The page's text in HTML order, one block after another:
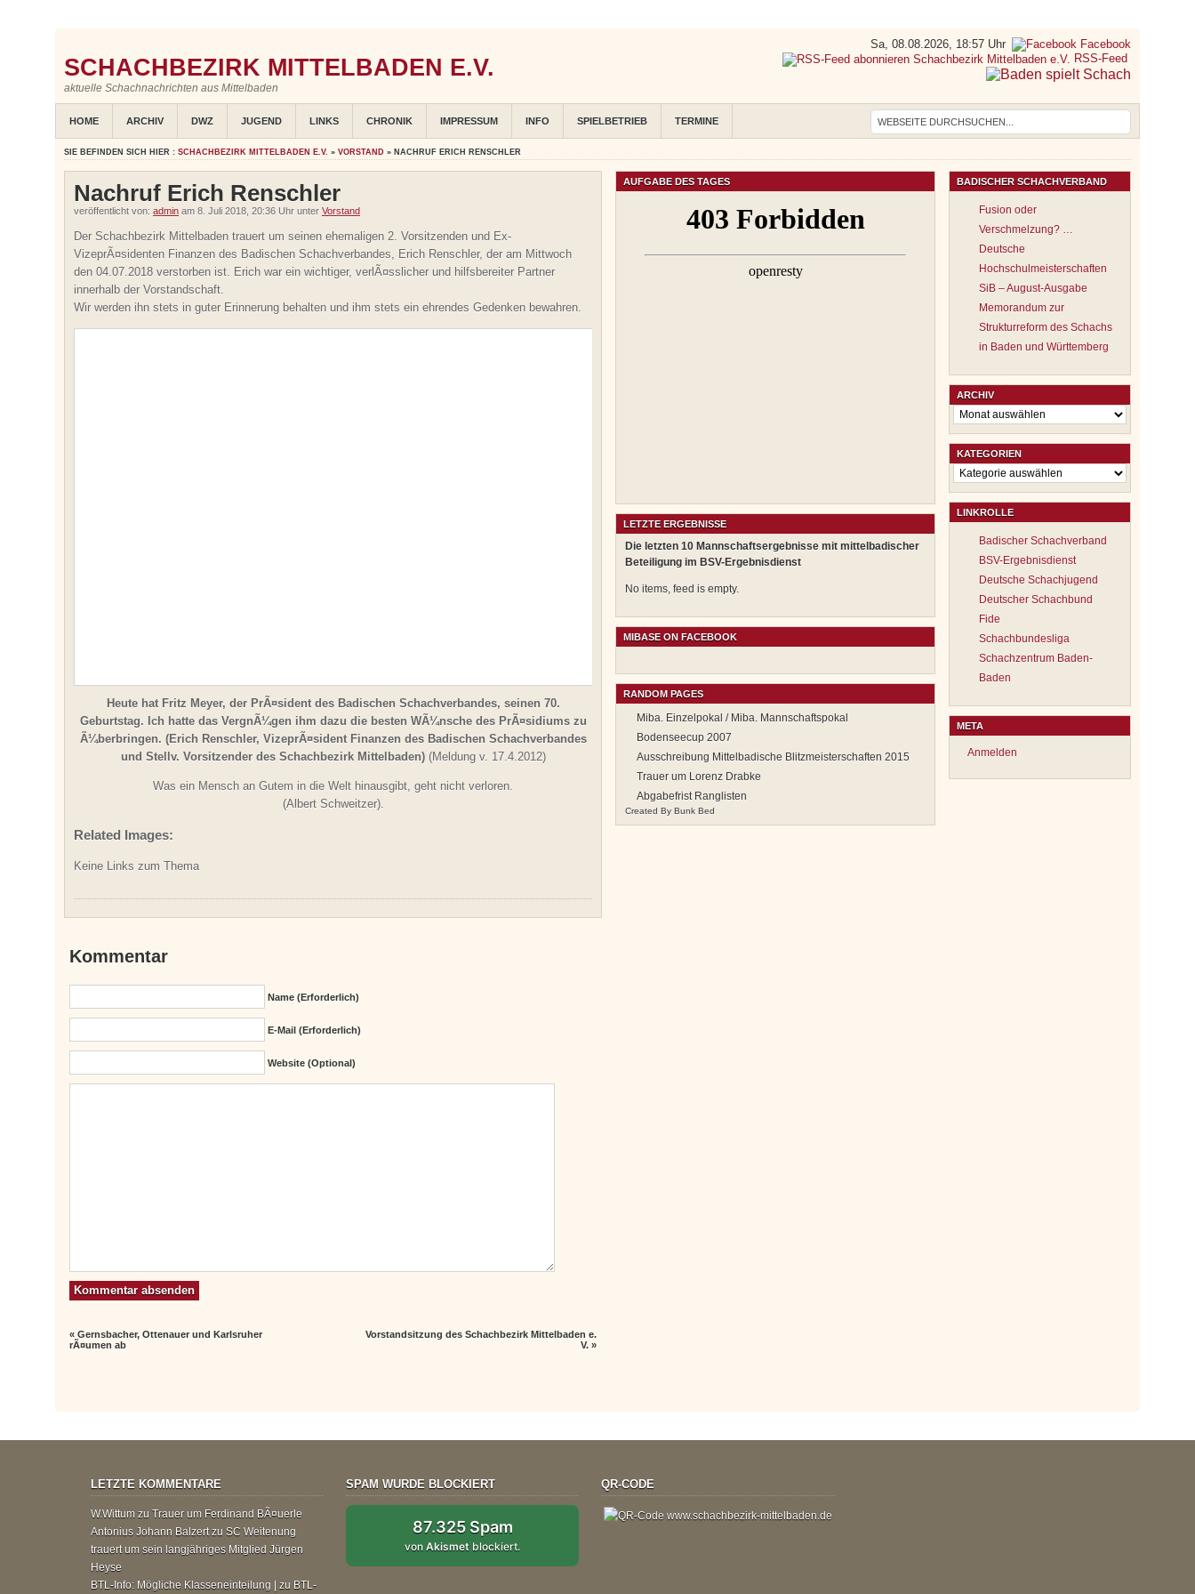
SCHACHBEZIRK MITTELBADEN E.V.
aktuelle Schachnachrichten aus Mittelbaden
Sa, 08.08.2026, 18:57 Uhr
Facebook
RSS-Feed
HOME ARCHIV DWZ JUGEND LINKS CHRONIK IMPRESSUM INFO SPIELBETRIEB TERMINE
SIE BEFINDEN SICH HIER : SCHACHBEZIRK MITTELBADEN E.V. » VORSTAND » NACHRUF ERICH RENSCHLER
Nachruf Erich Renschler
veröffentlicht von: admin am 8. Juli 2018, 20:36 Uhr unter Vorstand
Der Schachbezirk Mittelbaden trauert um seinen ehemaligen 2. Vorsitzenden und Ex-
VizeprÃ¤sidenten Finanzen des Badischen Schachverbandes, Erich Renschler, der am Mittwoch
den 04.07.2018 verstorben ist. Erich war ein wichtiger, verlÃ¤sslicher und hilfsbereiter Partner
innerhalb der Vorstandschaft.
Wir werden ihn stets in guter Erinnerung behalten und ihm stets ein ehrendes Gedenken bewahren.
Heute hat Fritz Meyer, der PrÃ¤sident des Badischen Schachverbandes, seinen 70.
Geburtstag. Ich hatte das VergnÃ¼gen ihm dazu die besten WÃ¼nsche des PrÃ¤sidiums zu
Ã¼berbringen. (Erich Renschler, VizeprÃ¤sident Finanzen des Badischen Schachverbandes
und Stellv. Vorsitzender des Schachbezirk Mittelbaden) (Meldung v. 17.4.2012)
Was ein Mensch an Gutem in die Welt hinausgibt, geht nicht verloren.
(Albert Schweitzer).
Related Images:
Keine Links zum Thema
Kommentar
Name (erforderlich)
E-Mail (erforderlich)
Website (Optional)
«Gernsbacher, Ottenauer und Karlsruher
rÃ¤umen ab
Vorstandsitzung des Schachbezirk Mittelbaden e.
V.»
AUFGABE DES TAGES
LETZTE ERGEBNISSE
Die letzten 10 Mannschaftsergebnisse mit mittelbadischer
Beteiligung im BSV-Ergebnisdienst
No items, feed is empty.
MIBASE ON FACEBOOK
RANDOM PAGES
Miba. Einzelpokal / Miba. Mannschaftspokal
Bodenseecup 2007
Ausschreibung Mittelbadische Blitzmeisterschaften 2015
Trauer um Lorenz Drabke
Abgabefrist Ranglisten
Created By Bunk Bed
BADISCHER SCHACHVERBAND
Fusion oder
Verschmelzung? …
Deutsche
Hochschulmeisterschaften
SiB – August-Ausgabe
Memorandum zur
Strukturreform des Schachs
in Baden und Württemberg
ARCHIV
Archiv
KATEGORIEN
Kategorien
LINKROLLE
Badischer Schachverband
BSV-Ergebnisdienst
Deutsche Schachjugend
Deutscher Schachbund
Fide
Schachbundesliga
Schachzentrum Baden-
Baden
META
Anmelden
LETZTE KOMMENTARE
W.Wittum zu Trauer um Ferdinand BÃ¤uerle
Antonius Johann Balzertzu SC Weitenung
trauert um sein langjähriges Mitglied Jürgen
Heyse
BTL-Info: Mögliche Klasseneinteilung |
zu BTL-
SPAM WURDE BLOCKIERT
87.325 Spam
vonAkismet blockiert.
QR-CODE